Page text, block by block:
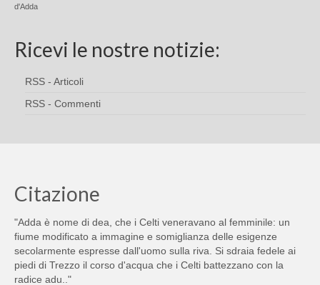
d'Adda
Ricevi le nostre notizie:
RSS - Articoli
RSS - Commenti
Citazione
"Adda è nome di dea, che i Celti veneravano al femminile: un
fiume modificato a immagine e somiglianza delle esigenze
secolarmente espresse dall'uomo sulla riva. Si sdraia fedele ai
piedi di Trezzo il corso d'acqua che i Celti battezzano con la
radice adu.."